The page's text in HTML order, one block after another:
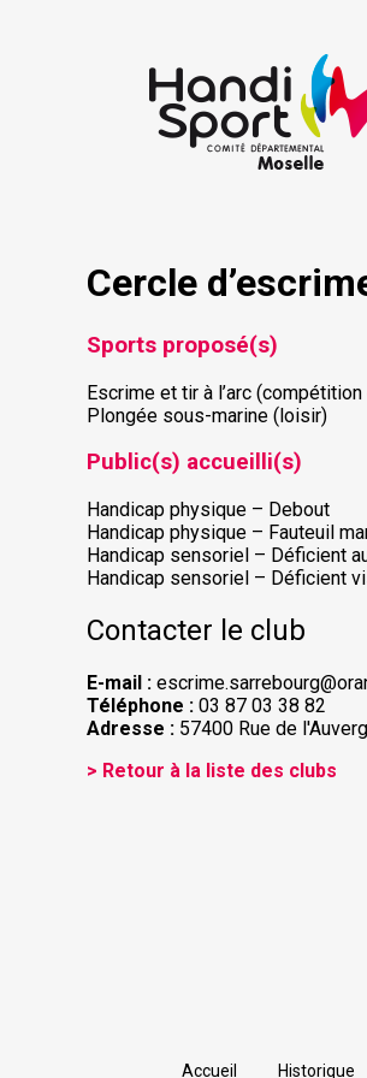
Cercle
Sports proposé(s)
Escrime et tir à l’arc
Plongée sous-marine (loisir)
Public(s) accueilli(s)
Handicap physique – Debout
Handicap physique – Fauteuil
Handicap sensoriel – Déficient
Handicap sensoriel – Déficient
Contacter le club
E-mail :
Téléphone : 03 87 03 38 82
Adresse : 57400 Rue de
> Retour à la liste des clubs
Accueil Historique